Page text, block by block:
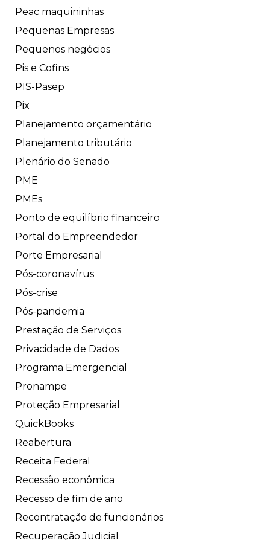
Peac maquininhas
Pequenas Empresas
Pequenos negócios
Pis e Cofins
PIS-Pasep
Pix
Planejamento orçamentário
Planejamento tributário
Plenário do Senado
PME
PMEs
Ponto de equilíbrio financeiro
Portal do Empreendedor
Porte Empresarial
Pós-coronavírus
Pós-crise
Pós-pandemia
Prestação de Serviços
Privacidade de Dados
Programa Emergencial
Pronampe
Proteção Empresarial
QuickBooks
Reabertura
Receita Federal
Recessão econômica
Recesso de fim de ano
Recontratação de funcionários
Recuperação Judicial